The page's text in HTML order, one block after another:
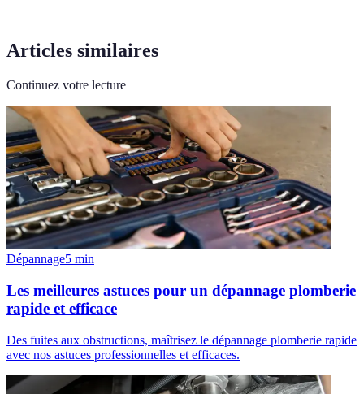
Articles similaires
Continuez votre lecture
Dépannage5 min
Les meilleures astuces pour un dépannage plomberie
rapide et efficace
Des fuites aux obstructions, maîtrisez le dépannage plomberie rapide
avec nos astuces professionnelles et efficaces.